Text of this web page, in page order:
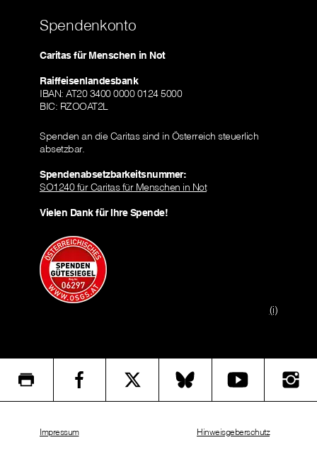
Spendenkonto
Caritas für Menschen in Not
Raiffeisenlandesbank
IBAN: AT20 3400 0000 0124 5000
BIC: RZOOAT2L
Spenden an die Caritas sind in Österreich steuerlich
absetzbar.
Spendenabsetzbarkeitsnummer:
SO1240 für Caritas für Menschen in Not
Vielen Dank für Ihre Spende!
(i)
Impressum Hinweisgeberschutz